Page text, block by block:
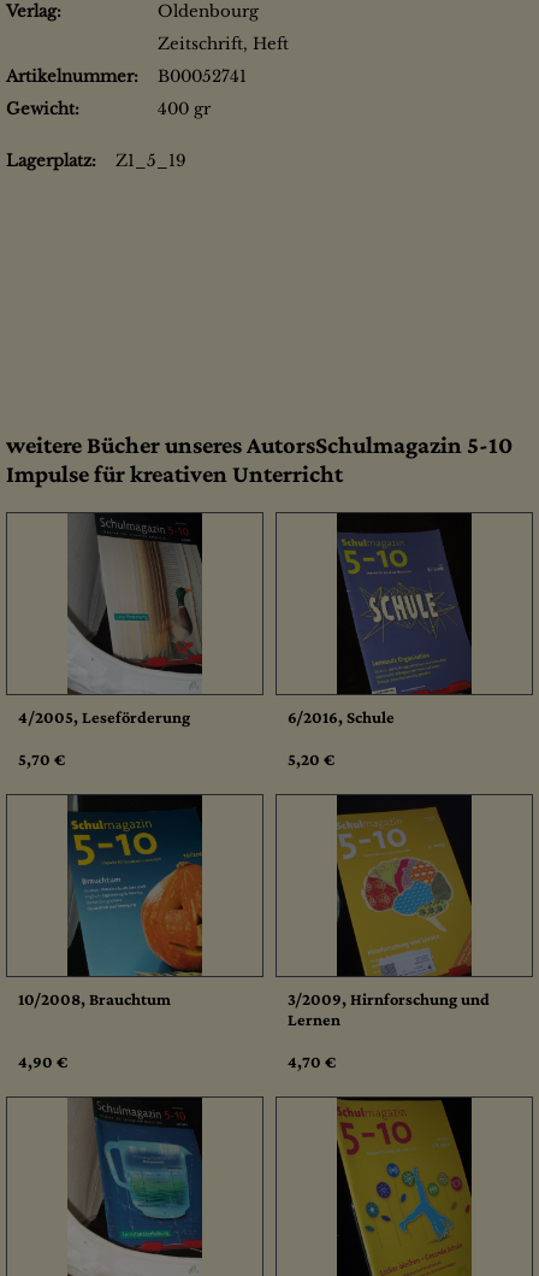
Verlag:
Oldenbourg
Zeitschrift, Heft
Artikelnummer:
B00052741
Gewicht:
400 gr
Lagerplatz: Z1_5_19
weitere Bücher unseres AutorsSchulmagazin 5-10
Impulse für kreativen Unterricht
4/2005, Leseförderung
5,70 €
6/2016, Schule
5,20 €
10/2008, Brauchtum
4,90 €
3/2009, Hirnforschung und
Lernen
4,70 €